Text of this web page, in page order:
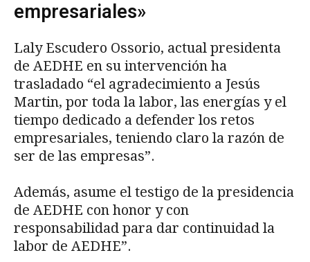
empresariales»
Laly Escudero Ossorio, actual presidenta
de AEDHE en su intervención ha
trasladado “el agradecimiento a Jesús
Martin, por toda la labor, las energías y el
tiempo dedicado a defender los retos
empresariales, teniendo claro la razón de
ser de las empresas”.
Además, asume el testigo de la presidencia
de AEDHE con honor y con
responsabilidad para dar continuidad la
labor de AEDHE”.